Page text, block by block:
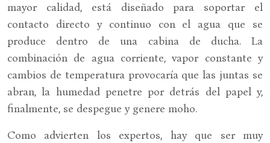
mayor calidad, está diseñado para soportar el
contacto directo y continuo con el agua que se
produce dentro de una cabina de ducha. La
combinación de agua corriente, vapor constante y
cambios de temperatura provocaría que las juntas se
abran, la humedad penetre por detrás del papel y,
finalmente, se despegue y genere moho.
Como advierten los expertos, hay que ser muy